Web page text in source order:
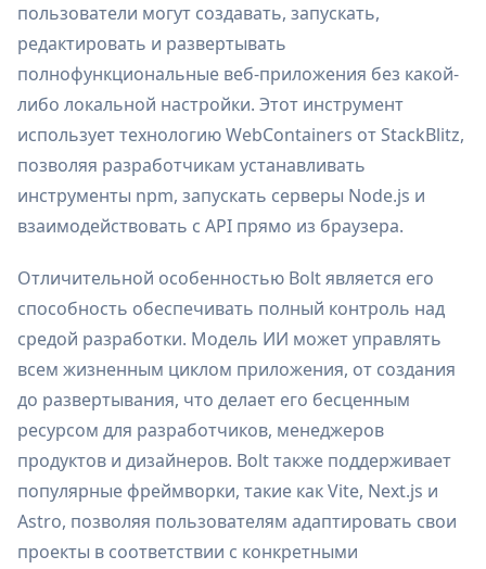
пользователи могут создавать, запускать,
редактировать и развертывать
полнофункциональные веб-приложения без какой-
либо локальной настройки. Этот инструмент
использует технологию WebContainers от StackBlitz,
позволяя разработчикам устанавливать
инструменты npm, запускать серверы Node.js и
взаимодействовать с API прямо из браузера.
Отличительной особенностью Bolt является его
способность обеспечивать полный контроль над
средой разработки. Модель ИИ может управлять
всем жизненным циклом приложения, от создания
до развертывания, что делает его бесценным
ресурсом для разработчиков, менеджеров
продуктов и дизайнеров. Bolt также поддерживает
популярные фреймворки, такие как Vite, Next.js и
Astro, позволяя пользователям адаптировать свои
проекты в соответствии с конкретными